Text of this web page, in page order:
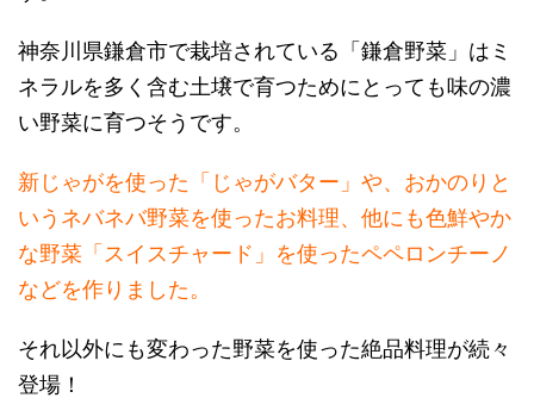
神奈川県鎌倉市で栽培されている「鎌倉野菜」はミ
ネラルを多く含む土壌で育つためにとっても味の濃
い野菜に育つそうです。
新じゃがを使った「じゃがバター」や、おかのりと
いうネバネバ野菜を使ったお料理、他にも色鮮やか
な野菜「スイスチャード」を使ったペペロンチーノ
などを作りました。
それ以外にも変わった野菜を使った絶品料理が続々
登場！